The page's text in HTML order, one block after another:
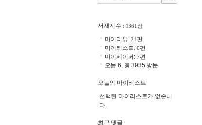
서재지수 : 1361점
마이리뷰: 21편
마이리스트: 0편
마이페이퍼: 7편
오늘 6, 총 3935 방문
오늘의 마이리스트
선택된 마이리스트가 없습니
다.
최근 댓글